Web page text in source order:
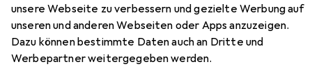
unsere Webseite zu verbessern und gezielte Werbung auf
unseren und anderen Webseiten oder Apps anzuzeigen.
Dazu können bestimmte Daten auch an Dritte und
Werbepartner weitergegeben werden.
Zubehör für VCM Holz Stand
Regal Mendas 3fach